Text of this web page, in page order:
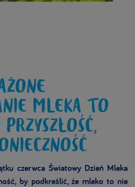
MLEKA TO
czerwca Światowy Dzień Mleka
by podkreślić, że mleko to nie